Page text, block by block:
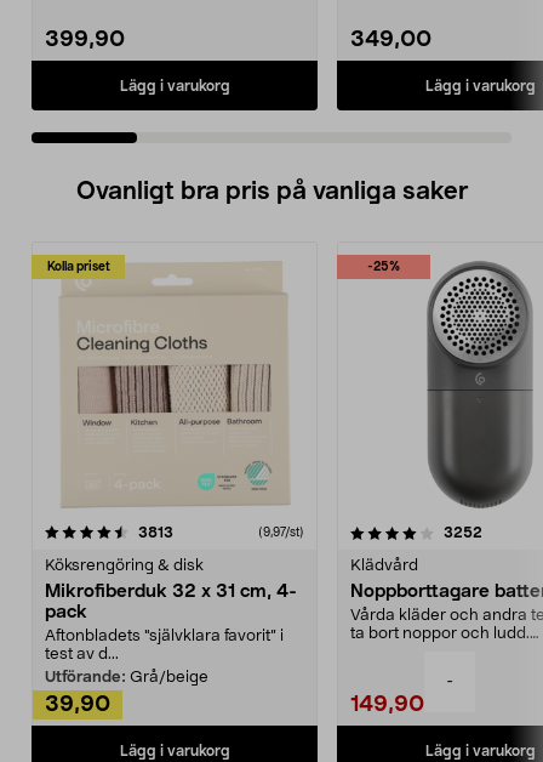
-
399,90
Lägg i varukorg
349,00
Lägg i varukorg
Ovanligt bra pris på vanliga saker
Kolla priset
3813 (9,97/st)
Köksrengöring & disk
Mikrofiberduk 32 x 31 cm, 4-
pack
Aftonbladets "självklara favorit” i
test av d...
Utförande: Grå/beige
39,90
Lägg i varukorg
-25%
4.0av 5 stjärnor 3252
Klädvård
Noppborttagare
Vårda kläder och andra
ta bort noppor och ludd.
149,90
Lägg i varukorg
4.5av 5 stjärnor